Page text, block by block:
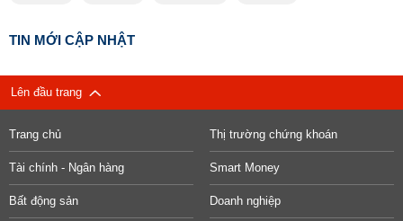
TIN MỚI CẬP NHẬT
Lên đầu trang
Trang chủ Thị trường chứng khoán
Tài chính - Ngân hàng Smart Money
Bất động sản Doanh nghiệp